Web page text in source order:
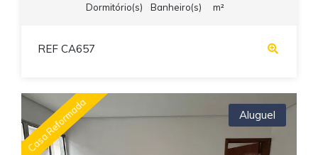
Dormitório(s)
Banheiro(s)
m²
REF CA657
Casa Reformada Aluguel